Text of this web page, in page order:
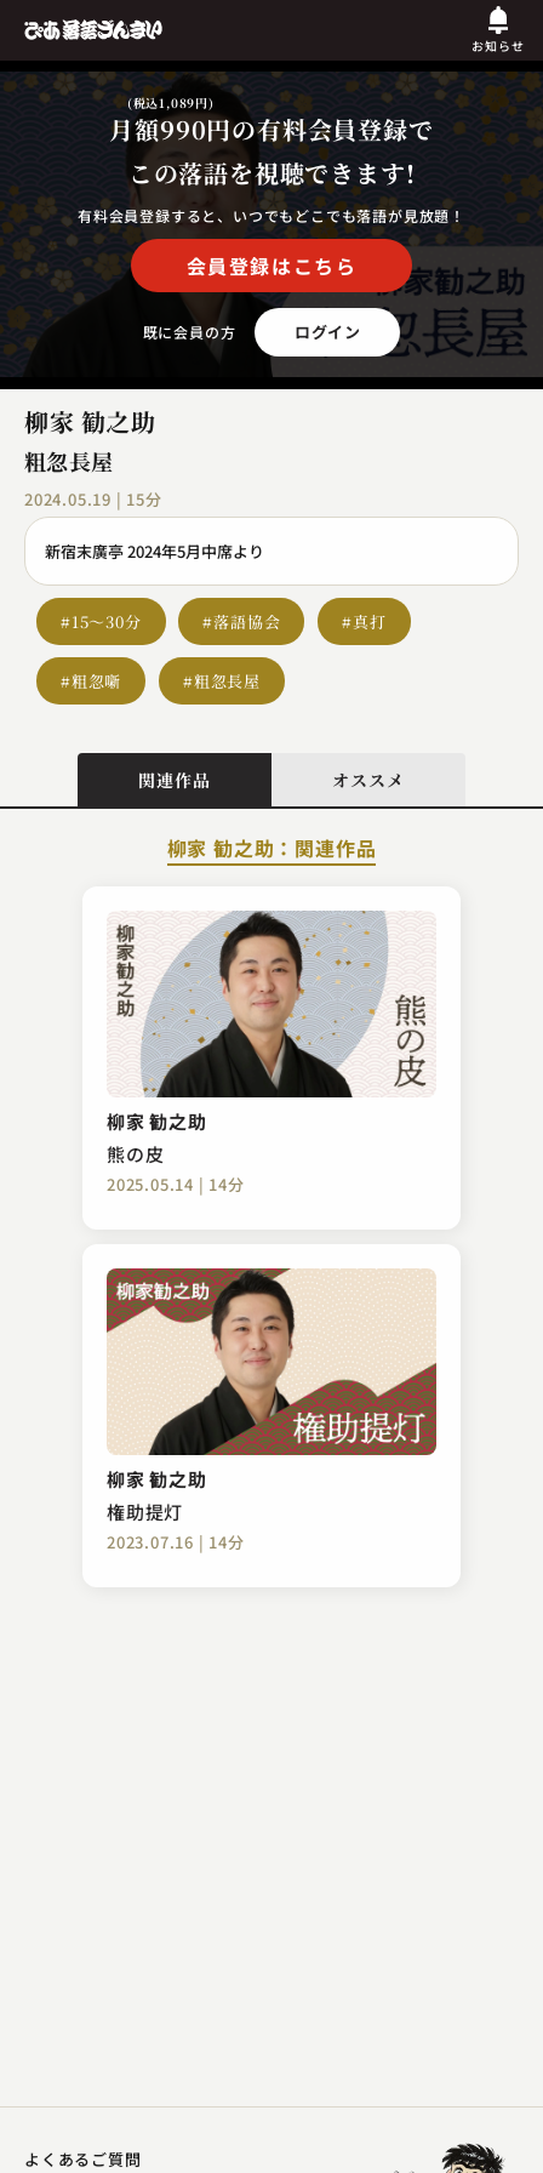
お知らせ
月額990円
(税込1,089円)
の有料会員登録で
この落語を視聴できます!
有料会員登録すると、いつでもどこでも落語が見放題！
会員登録はこちら
既に会員の方 ログイン
柳家 勧之助
粗忽長屋
2024.05.19 | 15分
新宿末廣亭 2024年5月中席より
#15～30分 #落語協会 #真打
#粗忽噺 #粗忽長屋
関連作品 オススメ
柳家 勧之助：関連作品
柳家 勧之助
熊の皮
2025.05.14 | 14分
柳家 勧之助
権助提灯
2023.07.16 | 14分
昔昔亭 桃太郎
結婚相談所
2023.11.06 | 16分
桂 幸丸
野口英世伝
2023.11.09 | 26分
よくあるご質問